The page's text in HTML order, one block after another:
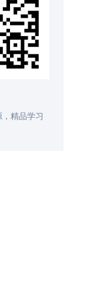
精品学习